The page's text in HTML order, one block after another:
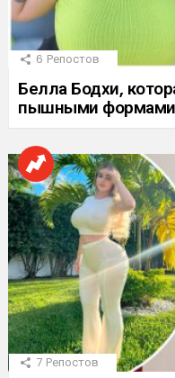
6 Репостов
Белла Бодхи,
пышными формами
7 Репостов